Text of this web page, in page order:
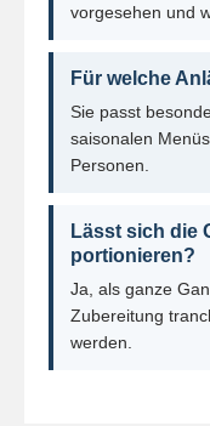
vorgesehen und
Für welche
Sie passt
saisonalen
Personen.
Lässt sich die
portionieren?
Ja, als ganze
Zubereitung
werden.